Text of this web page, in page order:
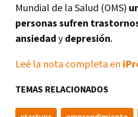
Mundial de la Salud (OMS)
personas sufren
ansiedadydepresión.
Leé la nota completa en
TEMAS RELACIONADOS